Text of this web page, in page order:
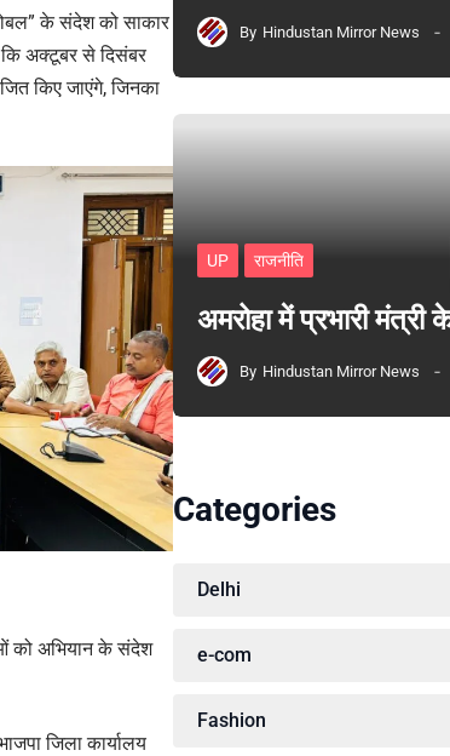
के संदेश को साकार
कि अक्टूबर से दिसंबर
किए जाएंगे, जिनका
को अभियान के संदेश
जिला कार्यालय
By Hindustan Mirror News
UP राजनीति
अमरोहा में प्रभारी
By Hindustan Mirror News
Categories
Delhi
e-com
Fashion